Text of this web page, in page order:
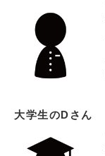
大学生のDさん